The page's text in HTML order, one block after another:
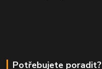
Potřebujete poradit?